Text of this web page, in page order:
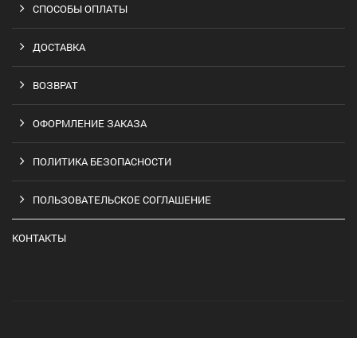
СПОСОБЫ ОПЛАТЫ
ДОСТАВКА
ВОЗВРАТ
ОФОРМЛЕНИЕ ЗАКАЗА
ПОЛИТИКА БЕЗОПАСНОСТИ
ПОЛЬЗОВАТЕЛЬСКОЕ СОГЛАШЕНИЕ
КОНТАКТЫ